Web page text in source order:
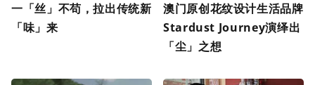
一「丝」不苟，拉出传统新
「味」来
澳门原创花纹设计生活品牌
Stardust Journey演绎出
「尘」之想